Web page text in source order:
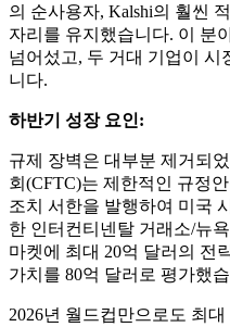
의 순사용자, Kalshi의 훨씬
자리를 유지했습니다. 이 분
넘어섰고, 두 거대 기업이 시
니다.
하반기 성장 요인:
규제 장벽은 대부분 제거되
회(CFTC)는 제한적인 규정
조치 서한을 발행하여 미국
한 인터컨티넨탈 거래소/뉴
마켓에 최대 20억 달러의 전
가치를 80억 달러로 평가했
2026년 월드컵만으로도 최